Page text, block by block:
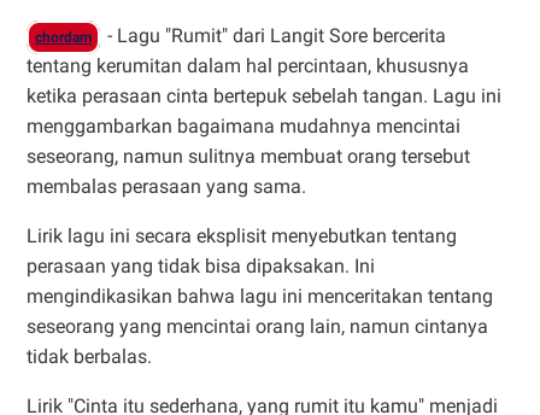
chordam
- Lagu "Rumit" dari Langit Sore bercerita
tentang kerumitan dalam hal percintaan, khususnya
ketika perasaan cinta bertepuk sebelah tangan. Lagu ini
menggambarkan bagaimana mudahnya mencintai
seseorang, namun sulitnya membuat orang tersebut
membalas perasaan yang sama.
Lirik lagu ini secara eksplisit menyebutkan tentang
perasaan yang tidak bisa dipaksakan. Ini
mengindikasikan bahwa lagu ini menceritakan tentang
seseorang yang mencintai orang lain, namun cintanya
tidak berbalas.
Lirik "Cinta itu sederhana, yang rumit itu kamu" menjadi